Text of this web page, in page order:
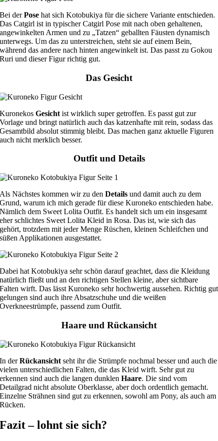
Bei derPose hat sich Kotobukiya für die sichere Variante entschieden.
Das Catgirl ist in typischer Catgirl Pose mit nach oben gehaltenen,
angewinkelten Armen und zu „Tatzen“ geballten Fäusten dynamisch
unterwegs. Um das zu unterstreichen, steht sie auf einem Bein,
während das andere nach hinten angewinkelt ist. Das passt zu Gokou
Ruri und dieser Figur richtig gut.
Das Gesicht
KuronekosGesicht ist wirklich super getroffen. Es passt gut zur
Vorlage und bringt natürlich auch das katzenhafte mit rein, sodass das
Gesamtbild absolut stimmig bleibt. Das machen ganz aktuelle Figuren
auch nicht merklich besser.
Outfit und Details
Als Nächstes kommen wir zu denDetails und damit auch zu dem
Grund, warum ich mich gerade für diese Kuroneko entschieden habe.
Nämlich dem Sweet Lolita Outfit. Es handelt sich um ein insgesamt
eher schlichtes Sweet Lolita Kleid in Rosa. Das ist, wie sich das
gehört, trotzdem mit jeder Menge Rüschen, kleinen Schleifchen und
süßen Applikationen ausgestattet.
Dabei hat Kotobukiya sehr schön darauf geachtet, dass die Kleidung
natürlich fließt und an den richtigen Stellen kleine, aber sichtbare
Falten wirft. Das lässt Kuroneko sehr hochwertig aussehen. Richtig gut
gelungen sind auch ihre Absatzschuhe und die weißen
Overkneestrümpfe, passend zum Outfit.
Haare und Rückansicht
In derRückansicht seht ihr die Strümpfe nochmal besser und auch die
vielen unterschiedlichen Falten, die das Kleid wirft. Sehr gut zu
erkennen sind auch die langen dunklenHaare. Die sind vom
Detailgrad nicht absolute Oberklasse, aber doch ordentlich gemacht.
Einzelne Strähnen sind gut zu erkennen, sowohl am Pony, als auch am
Rücken.
Fazit – lohnt sie sich?